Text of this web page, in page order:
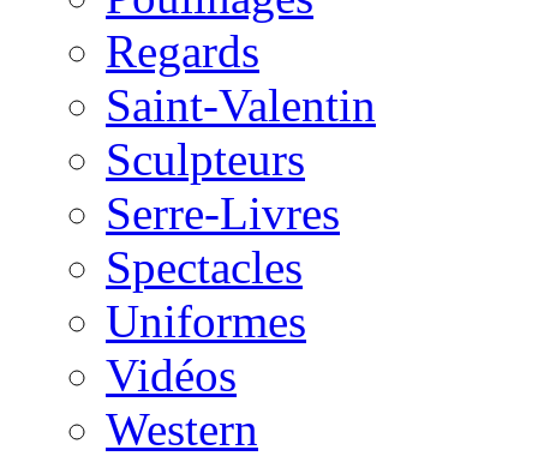
Regards
Saint-Valentin
Sculpteurs
Serre-Livres
Spectacles
Uniformes
Vidéos
Western